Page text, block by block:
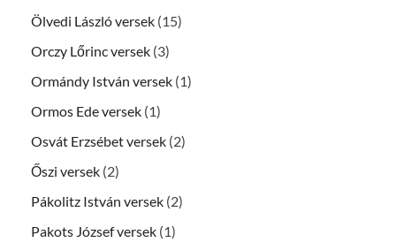
Ölvedi László versek (15)
Orczy Lőrinc versek (3)
Ormándy István versek (1)
Ormos Ede versek (1)
Osvát Erzsébet versek (2)
Őszi versek (2)
Pákolitz István versek (2)
Pakots József versek (1)